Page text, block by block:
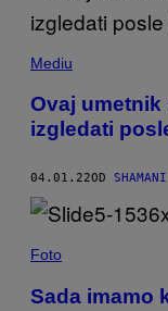
Mediu
Ovaj umetnik
izgledati
04.01.22OD
Foto
Sada imamo